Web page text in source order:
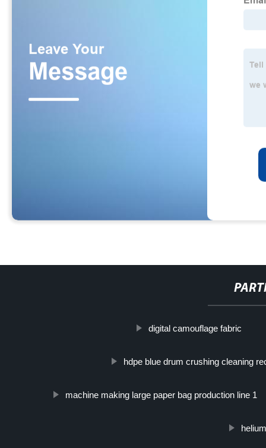
digital camouflage fabric
hdpe blue drum crushing cleaning
machine making large paper bag production line 1